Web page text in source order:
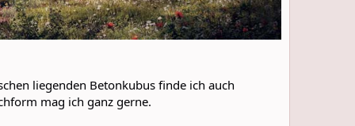
liegenden Betonkubus finde ich auch
mag ich ganz gerne.